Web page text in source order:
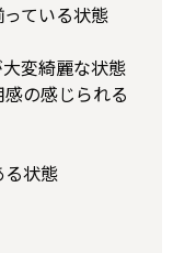
ている状態
変綺麗な状態
の感じられる
る状態